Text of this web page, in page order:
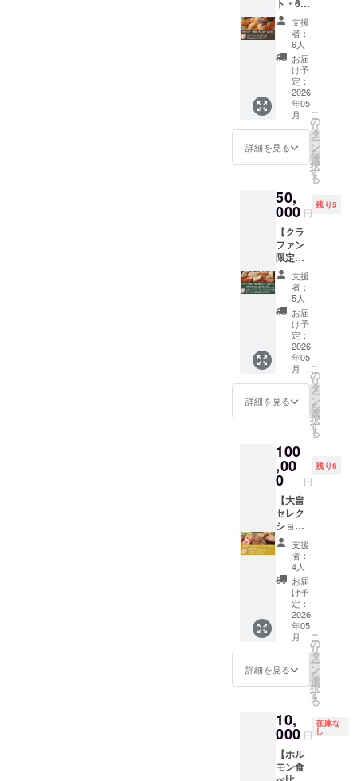
工品、
みり
ん、生
姜、チ
キンエ
キス、
にんに
く、昆
布エキ
ス、玉
ねぎエ
キス、
たん白
解物、
レモン
果汁、
かつお
節エキ
ス／調
味料
（アミ
ノ酸
等）、
増粘剤
（キサ
ンタン
ム）、
ビタミ
ンB1、
酸味
料、香
出物、
香料、
（一部
に小
麦・大
豆・鶏
肉・り
んごを
含む）
《アレ
ルゲン
情報》
小麦、
大豆を
含む
《消費
期限》
発送日
より180
日（冷
存）
ノ酸
等）、
リン酸
塩
（Na）
、（一
部に牛
肉・豚
肉・小
麦・
成分・
大豆を
●国産牛
肉100%
ハン
バーグ
牛肉
（国内
産）、
玉葱、
パン粉
（国内
製
造）、
乾燥玉
ねぎ、
植物
油、ぶ
どう
糖、小
麦粉、
たん
白、乳
加工
品、食
塩、パ
プリ
カ、コ
ショウ
末、卵
粉末／
調味料
（アミ
ノ酸
等）、
リン酸
（Na）
、（一
部に小
麦・
成分・
牛肉・
大豆を
含む）
●ステー
料名》
●鍋スー
プ「鶏
ダシ醤
油味」
豚骨エ
キス、
醤油、
鶏骨エ
砂糖、
鰹節エ
く、
ラー
ド、香
辛料、
オイス
ターエ
キス、
酵母エ
キス、
調味料
（アミ
ノ酸
等）、
増粘剤
（キサ
ガ
ム）、
ンB1、
（原材
料の一
部に小
麦、大
豆、鶏
肉、豚
肉を含
む） ●
牛コロ
コロホ
ルモン
鍋用：
豪州産
牛しま
プルプ
モン鍋
用：北
牛小腸
●鍋用
ラーメ
ン (製造
業者：
大澤製
※クール
便でお
送りい
たしま
す。
《内
容》 ・
大畠の
ホルモ
特製
「焼肉
き） ・
上塩ホ
ルモン
500g ・
上ガツ
ホルモ
ン
300g（
特製
「焼肉
のた
れ」付
き） ・
甘辛み
250g
《原材
ホルモ
ン 北海
道産豚
腸（大
腸・小
腸・胃
袋） ●
大畠特
製焼肉
のたれ
しょう
ゆ、り
んご果
汁、野
菜果汁
しょう
が、に
んに
く、ご
ま油、
一味唐
辛子、
です。
「大畠
のホル
モン」
は、焼
き上が
りに特
製の焼
肉のた
れでど
うぞ。
※クール
す。
《内
容》 ・
大畠の
ホルモ
ン
500g（
特製
「焼肉
のた
れ」付
き） ・
上塩ホ
ルモン
500g ・
コロホ
ルモン
200g ・
プルホ
ルモン
200g
《原材
料名》
●大畠の
ホルモ
ン 北海
道産豚
腸（大
腸・小
腸・胃
袋） ●
大畠特
製焼肉
のたれ
ゆ、り
んご果
[玉ね
ぎ、
しょう
が、に
んじ
ラムと
当店オ
リジナ
ルじん
ぎすか
ん（ラ
ム・上
肉マト
ン）の
セット
をお届
けいた
ラム肉
は全く
て良い
ほどに
クセが
無く、
旨味が
あり味
わい深
い商品
です。
希少な
北海道
産の羊
肉をぜ
ひご家
い。 ※
クール
便でお
たしま
す。
《内
容》 ・
上肉マ
トンじ
んぎす
かん
250g ×
2 ・ラ
ムじん
ぎすか
ん 250g
× 2 ・北
ぎすか
ん 200g
× 2（サ
フォー
クとア
ト・6種
類
3kg（1
0〜12人
前）】
おばあ
ちゃん
のイチ
オシ！
大畠精
肉店定
番のサ
ガリ、
か、ホ
ルモ
ン、上
肉マト
ンじん
ぎすか
んに加
え、お
子様に
も人気
のトン
トロ、
豚タン
をセッ
トにし
てお届
けいた
りに、
特製
「焼肉
のた
れ」を
つけて
お召し
上がり
くださ
い。 ※
クール
便でお
送りい
たしま
す。
《内
容》 ・
大畠の
ン 500g
ロース
カルビ
サガリ
（ハラ
支援
者：
6人
お届
け予
定：
2026
年05
月
詳細を見る
こ
の
リ
タ
ー
ン
を
選
択
す
る
50,
000 円
残り5
【クラ
ファン
限定・
特別焼
肉セッ
ト｜9種
類
3.9kg】
おばあ
ちゃん
のホル
モン4種
類が楽
しめ
る！大
のサガ
リ、カ
ルビの
ほか、
上肉マ
トンじ
んぎす
かんに
加え、
お子様
にも人
気のト
ント
ロ、牛
タンを
セット
にして
お届け
いたし
がり
に、特
製「焼
肉のた
れ」を
支援
者：
5人
お届
け予
定：
2026
年05
月
詳細を見る
こ
の
リ
タ
ー
ン
を
選
択
す
る
100
,00
0 円
残り6
【大畠
セレク
ション
セット
（サブ
スク
型）】
おばあ
ちゃん
の“宝”
が詰
まっ
た、約
10,000
円分の
ジナル
商品の
詰め合
わせ」
を、1年
支援
者：
4人
お届
け予
定：
2026
年05
月
詳細を見る
こ
の
リ
タ
ー
ン
を
選
択
す
る
10,
000 円
在庫な
し
【ホル
モン食